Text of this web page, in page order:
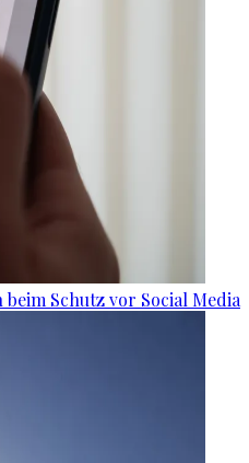
Schutz vor Social Media